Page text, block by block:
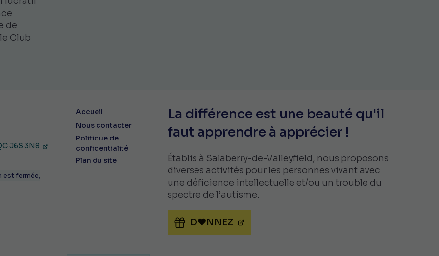
de
Club
J6S 3N8
est fermée,
Accueil
Nous contacter
Politique de
confidentialité
Plan du site
La différence est une beauté qu'il
faut apprendre à apprécier !
Établis à Salaberry-de-Valleyfield, nous proposons
diverses activités pour les personnes vivant avec
une déficience intellectuelle et/ou un trouble du
spectre de l’autisme.
D♥NNEZ